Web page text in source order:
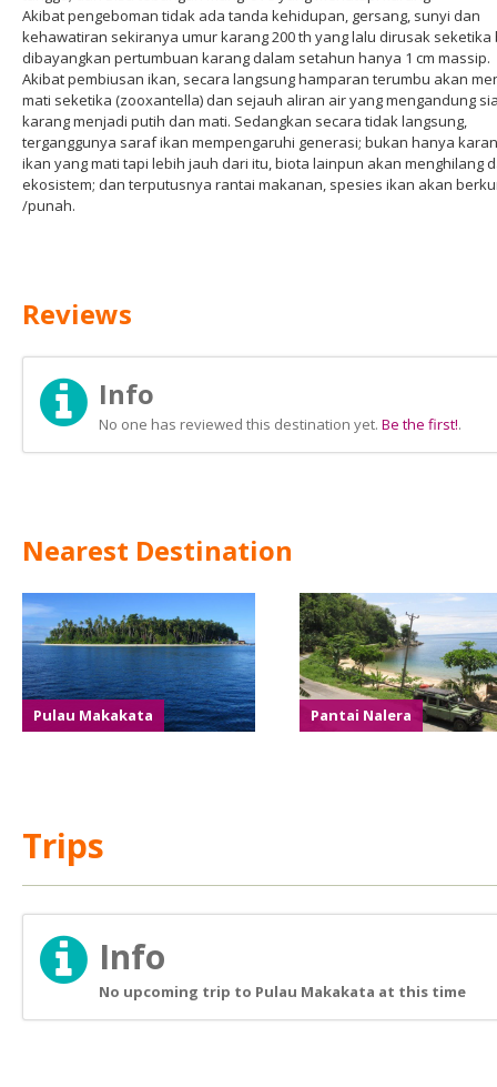
Akibat pengeboman tidak ada tanda kehidupan, gersang, sunyi dan
kehawatiran sekiranya umur karang 200 th yang lalu dirusak seketika
dibayangkan pertumbuan karang dalam setahun hanya 1 cm massip.
Akibat pembiusan ikan, secara langsung hamparan terumbu akan
mati seketika (zooxantella) dan sejauh aliran air yang mengandung
karang menjadi putih dan mati. Sedangkan secara tidak langsung,
terganggunya saraf ikan mempengaruhi generasi; bukan hanya
ikan yang mati tapi lebih jauh dari itu, biota lainpun akan menghilang
ekosistem; dan terputusnya rantai makanan, spesies ikan akan
/punah.
Reviews
Info
No one has reviewed this destination yet. Be the first!.
Nearest Destination
Pulau Makakata Pantai Nalera
Trips
Info
No upcoming trip to Pulau Makakata at this time